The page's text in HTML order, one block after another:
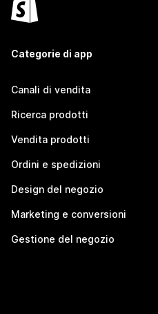
Categorie di app
Canali di vendita
Ricerca prodotti
Vendita prodotti
Ordini e spedizioni
Design del negozio
Marketing e conversioni
Gestione del negozio